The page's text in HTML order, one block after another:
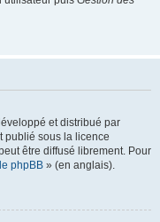
et distribué par
publié sous la licence
être diffusé librement. Pour
phpBB » (en anglais).